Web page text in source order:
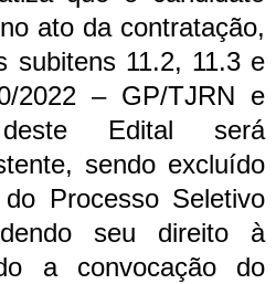
ato da contratação,
subitens 11.2, 11.3 e
2022 – GP/TJRN e
Edital será
sendo excluído
Processo Seletivo
seu direito à
a convocação do